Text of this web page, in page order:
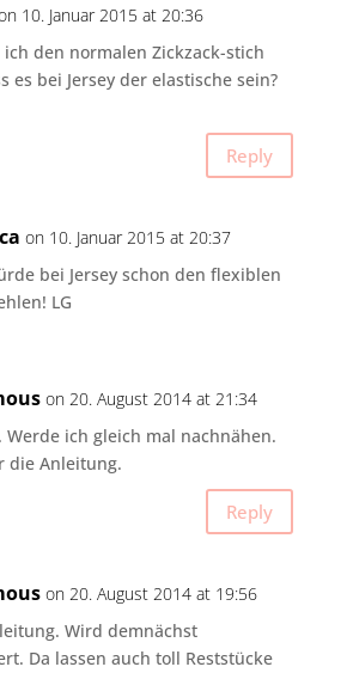
10. Januar 2015 at 20:36
ich den normalen Zickzack-stich
es bei Jersey der elastische sein?
Reply
on 10. Januar 2015 at 20:37
bei Jersey schon den flexiblen
LG
on 20. August 2014 at 21:34
Werde ich gleich mal nachnähen.
die Anleitung.
Reply
on 20. August 2014 at 19:56
Wird demnächst
Da lassen auch toll Reststücke